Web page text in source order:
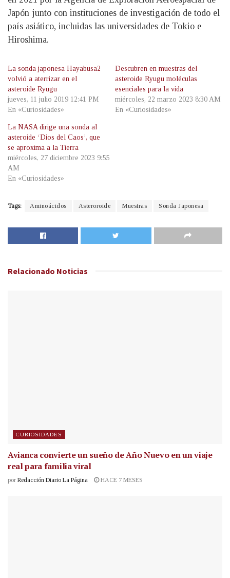
Japón junto con instituciones de investigación de todo el
país asiático, incluidas las universidades de Tokio e
Hiroshima.
La sonda japonesa Hayabusa2
volvió a aterrizar en el
asteroide Ryugu
jueves, 11 julio 2019 12:41 PM
En «Curiosidades»
Descubren en muestras del
asteroide Ryugu moléculas
esenciales para la vida
miércoles, 22 marzo 2023 8:30 AM
En «Curiosidades»
La NASA dirige una sonda al
asteroide ‘Dios del Caos’, que
se aproxima a la Tierra
miércoles, 27 diciembre 2023 9:55
AM
En «Curiosidades»
Tags: Aminoácidos Asteroroide Muestras Sonda Japonesa
Relacionado Noticias
CURIOSIDADES
Avianca convierte un sueño de Año Nuevo en un viaje
real para familia viral
por Redacción Diario La Página HACE 7 MESES